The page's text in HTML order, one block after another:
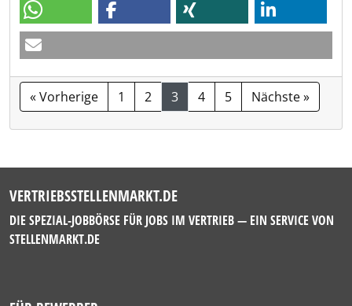
« Vorherige 1 2 3 4 5 Nächste »
VERTRIEBSSTELLENMARKT.DE
DIE SPEZIAL-JOBBÖRSE FÜR JOBS IM VERTRIEB — EIN SERVICE VON
STELLENMARKT.DE